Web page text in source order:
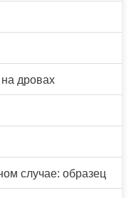
дровах
случае: образец